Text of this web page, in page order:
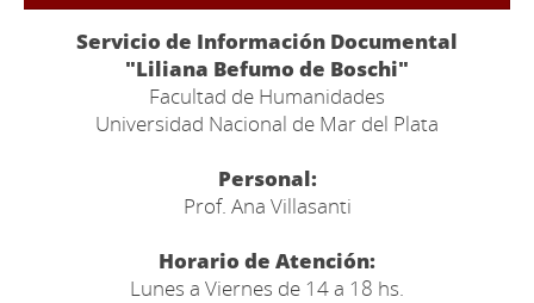
Servicio de Información Documental
"Liliana Befumo de Boschi"
Facultad de Humanidades
Universidad Nacional de Mar del Plata
Personal:
Prof. Ana Villasanti
Horario de Atención:
Lunes a Viernes de 14 a 18 hs.